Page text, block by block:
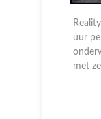
uur
met